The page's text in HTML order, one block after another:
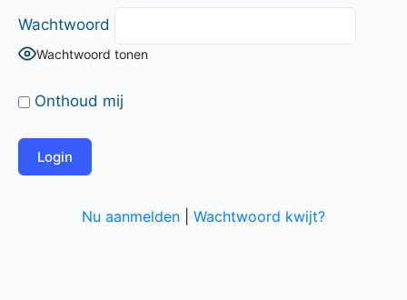
Wachtwoord
Wachtwoord tonen
Onthoud mij
Nu aanmelden Wachtwoord kwijt?